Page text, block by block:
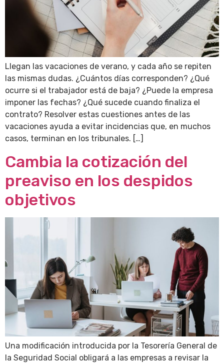
Llegan las vacaciones de verano, y cada año se repiten
las mismas dudas. ¿Cuántos días corresponden? ¿Qué
ocurre si el trabajador está de baja? ¿Puede la empresa
imponer las fechas? ¿Qué sucede cuando finaliza el
contrato? Resolver estas cuestiones antes de las
vacaciones ayuda a evitar incidencias que, en muchos
casos, terminan en los tribunales. […]
Cambia la cotización del
preaviso en los despidos
objetivos
Una modificación introducida por la Tesorería General de
la Seguridad Social obligará a las empresas a revisar la